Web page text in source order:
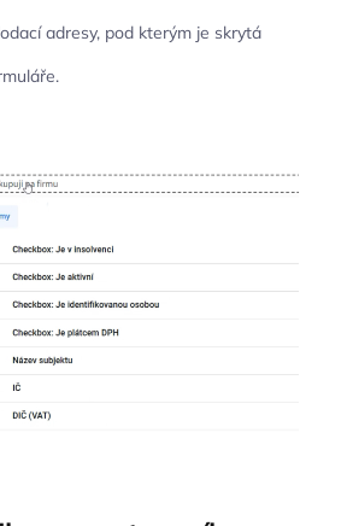
adresy, pod kterým je skrytá